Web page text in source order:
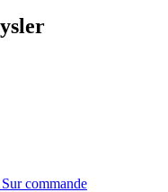
Sur commande